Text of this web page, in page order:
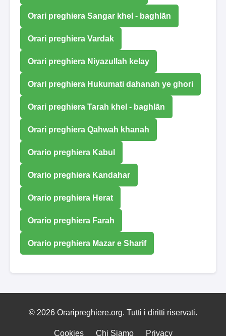
Orari preghiera Sangar khel - baghlān
Orari preghiera Vardak
Orari preghiera Niyazullah kelay
Orari preghiera Hukumati dahanah ye ghori
Orari preghiera Tarah khel - baghlān
Orari preghiera Qahwah khanah
Orario preghiera Kabul
Orario preghiera Kandahar
Orario preghiera Herat
Orario preghiera Farah
Orario preghiera Mazar e Sharif
© 2026 Oraripreghiere.org. Tutti i diritti riservati.
Cookies Chi Siamo Privacy